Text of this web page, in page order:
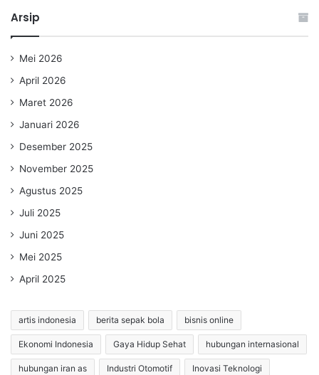
Arsip
Mei 2026
April 2026
Maret 2026
Januari 2026
Desember 2025
November 2025
Agustus 2025
Juli 2025
Juni 2025
Mei 2025
April 2025
artis indonesia berita sepak bola bisnis online
Ekonomi Indonesia Gaya Hidup Sehat hubungan internasional
hubungan iran as Industri Otomotif Inovasi Teknologi